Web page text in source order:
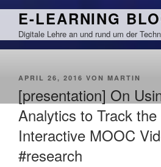
Zum
springen
E-LEARNING
Digitale Lehre an und rund um der
VERÖFFENTLICHT
APRIL 26, 2016 VON MARTIN
[presentation] On
Analytics to Track
Interactive MOOC
#research